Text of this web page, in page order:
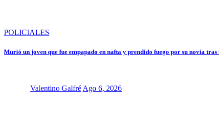
POLICIALES
Murió un joven que fue empapado en nafta y prendido fuego por su novia
Valentino Galfré Ago 6, 2026